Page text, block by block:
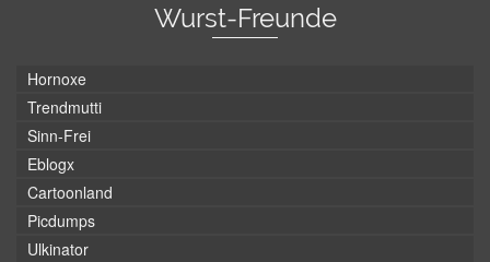
Wurst-Freunde
Hornoxe
Trendmutti
Sinn-Frei
Eblogx
Cartoonland
Picdumps
Ulkinator